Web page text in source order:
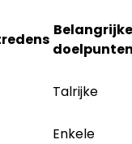
Belangrijke
Talrijke
Enkele